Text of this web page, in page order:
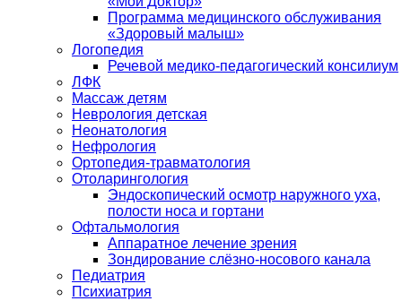
Программа медицинского обслуживания
«Здоровый малыш»
Логопедия
Речевой медико-педагогический консилиум
ЛФК
Массаж детям
Неврология детская
Неонатология
Нефрология
Ортопедия-травматология
Отоларингология
Эндоскопический осмотр наружного уха,
полости носа и гортани
Офтальмология
Аппаратное лечение зрения
Зондирование слёзно-носового канала
Педиатрия
Психиатрия